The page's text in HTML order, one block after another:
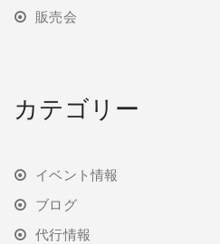
販売会
カテゴリー
イベント情報
ブログ
代行情報